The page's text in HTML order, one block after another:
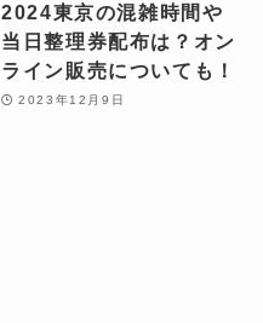
2024東京の混雑時間や
当日整理券配布は？オン
ライン販売についても！
2023年12月9日